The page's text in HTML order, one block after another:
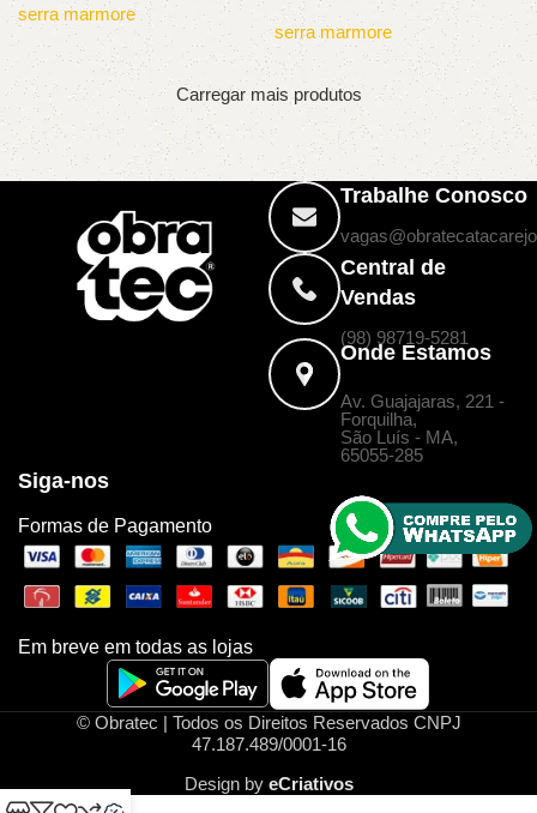
serra marmore
serra marmore
Carregar mais produtos
Trabalhe Conosco
Central de
Vendas
(98) 98719-5281
Onde Estamos
Av. Guajajaras, 221 -
Forquilha,
São Luís - MA,
65055-285
Siga-nos
Formas de Pagamento
Em breve em todas as lojas
© Obratec | Todos os Direitos Reservados CNPJ
47.187.489/0001-16
Design by eCriativos